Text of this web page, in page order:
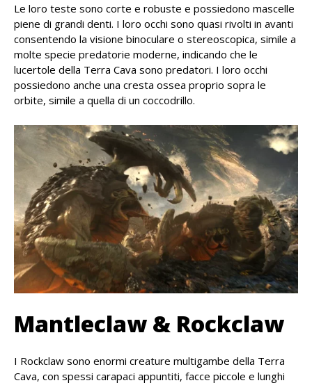
Le loro teste sono corte e robuste e possiedono mascelle
piene di grandi denti. I loro occhi sono quasi rivolti in avanti
consentendo la visione binoculare o stereoscopica, simile a
molte specie predatorie moderne, indicando che le
lucertole della Terra Cava sono predatori. I loro occhi
possiedono anche una cresta ossea proprio sopra le
orbite, simile a quella di un coccodrillo.
Mantleclaw & Rockclaw
I Rockclaw sono enormi creature multigambe della Terra
Cava, con spessi carapaci appuntiti, facce piccole e lunghi